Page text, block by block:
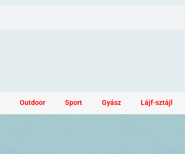
Outdoor Sport Gyász Lájf-sztájl